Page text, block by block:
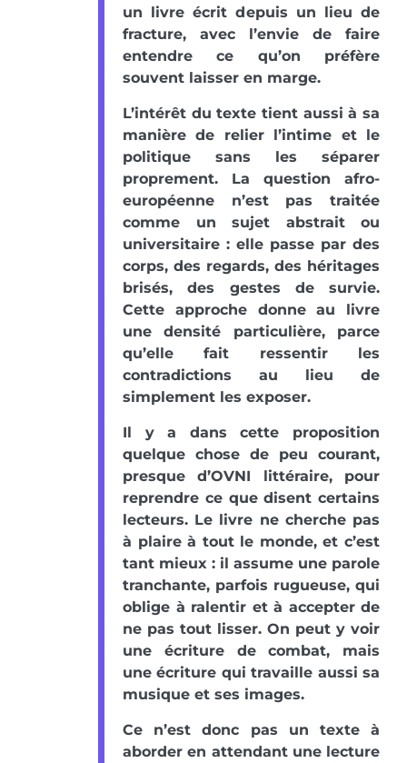
un livre écrit depuis un lieu de
fracture, avec l’envie de faire
entendre ce qu’on préfère
souvent laisser en marge.
L’intérêt du texte tient aussi à sa
manière de relier l’intime et le
politique sans les séparer
proprement. La question afro-
européenne n’est pas traitée
comme un sujet abstrait ou
universitaire : elle passe par des
corps, des regards, des héritages
brisés, des gestes de survie.
Cette approche donne au livre
une densité particulière, parce
qu’elle fait ressentir les
contradictions au lieu de
simplement les exposer.
Il y a dans cette proposition
quelque chose de peu courant,
presque d’OVNI littéraire, pour
reprendre ce que disent certains
lecteurs. Le livre ne cherche pas
à plaire à tout le monde, et c’est
tant mieux : il assume une parole
tranchante, parfois rugueuse, qui
oblige à ralentir et à accepter de
ne pas tout lisser. On peut y voir
une écriture de combat, mais
une écriture qui travaille aussi sa
musique et ses images.
Ce n’est donc pas un texte à
aborder en attendant une lecture